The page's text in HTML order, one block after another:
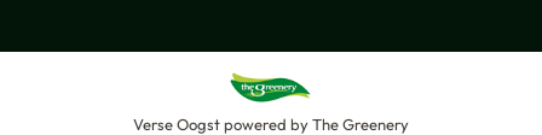
Verse Oogstpowered byThe Greenery